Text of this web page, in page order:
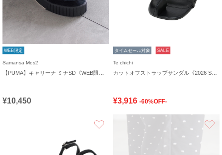
WEB限定
Samansa Mos2
¥10,450
タイムセール対象 SALE
Te chichi
¥3,916 -60%OFF-